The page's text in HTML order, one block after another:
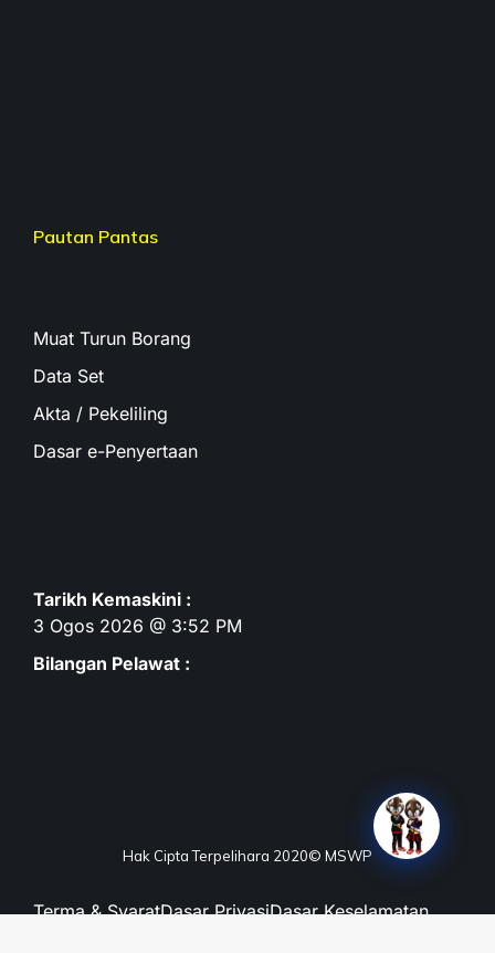
Pautan Pantas
Muat Turun Borang
Data Set
Akta / Pekeliling
Dasar e-Penyertaan
Tarikh Kemaskini :
3 Ogos 2026 @ 3:52 PM
Bilangan Pelawat :
Hak Cipta Terpelihara 2020© MSWP
Terma & SyaratDasar PrivasiDasar Keselamatan